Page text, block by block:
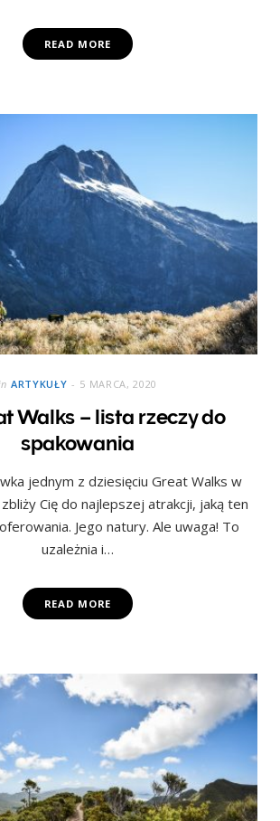
READ MORE
ARTYKUŁY 5 MARCA, 2020
Walks – lista rzeczy do
spakowania
jednym z dziesięciu Great Walks w
Cię do najlepszej atrakcji, jaką ten
Jego natury. Ale uwaga! To
uzależnia i…
READ MORE